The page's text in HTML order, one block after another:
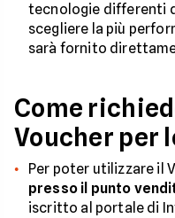
tecnologie differenti
scegliere la più
sarà fornito
Come
Voucher per
Per poter utilizzare il
presso il punto
iscritto al portale di